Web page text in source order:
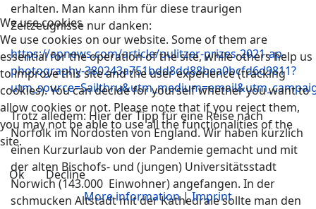
erhalten. Man kann ihm für diese traurigen
Zeitzeugnisse nur danken:
https://apnews.com/article/pulitzer-prizes-2021-ap-
photography-380243a751bdd8dd88bea0bcfd6d9811?
Trotz alledem: Hier der Tipp für eine Reise nach
Norfolk im Nordosten von England. Wir haben kürzlich
einen Kurzurlaub von der Pandemie gemacht und mit
der alten Bischofs- und (jungen) Universitätsstadt
Norwich (143.000 Einwohner) angefangen. In der
schmucken Altstadt mit der Kathedrale sollte man den
We use cookies
We use cookies on our website. Some of them are
essential for the operation of the site, while others help us
to improve this site and the user experience (tracking
cookies). You can decide for yourself whether you want to
allow cookies or not. Please note that if you reject them,
you may not be able to use all the functionalities of the
site.
Ok
Decline
More information|Imprint